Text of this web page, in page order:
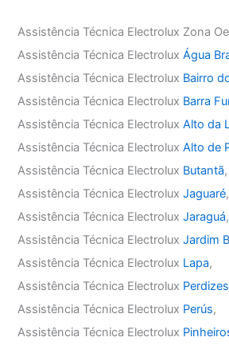
Assistência Técnica Electrolux Zona
Assistência Técnica ElectroluxÁgua
Assistência Técnica Electrolux Bairro
Assistência Técnica Electrolux Barra
Assistência Técnica ElectroluxAlto da
Assistência Técnica ElectroluxAlto de
Assistência Técnica Electrolux Butantã,
Assistência Técnica ElectroluxJaguaré,
Assistência Técnica ElectroluxJaraguá,
Assistência Técnica ElectroluxJardim
Assistência Técnica Electrolux Lapa,
Assistência Técnica Electrolux Perdizes
Assistência Técnica Electrolux Perús,
Assistência Técnica Electrolux